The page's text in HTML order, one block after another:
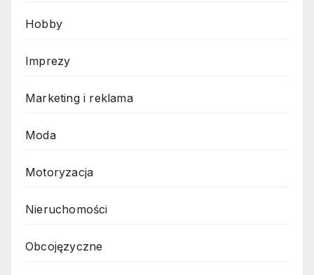
Hobby
Imprezy
Marketing i reklama
Moda
Motoryzacja
Nieruchomości
Obcojęzyczne